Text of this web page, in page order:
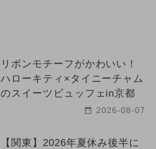
リボンモチーフがかわいい！
ハローキティ×タイニーチャム
のスイーツビュッフェin京都
2026-08-07
【関東】2026年夏休み後半に